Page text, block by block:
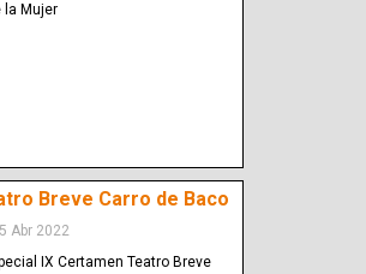
la Mujer
Breve Carro de Baco
Abr 2022
IX Certamen Teatro Breve